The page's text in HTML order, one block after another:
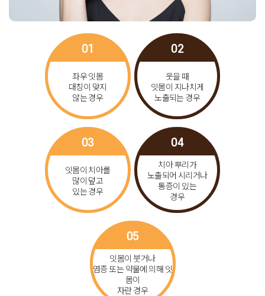
01
좌우 잇몸
대칭이 맞지
않는 경우
02
웃을 때
잇몸이 지나치게
노출되는 경우
03
잇몸이 치아를
많이 덮고
있는 경우
04
치아 뿌리가
노출되어 시리거나
통증이 있는
경우
05
잇몸이 붓거나
염증 또는 약물에 의해 잇
몸이
자란 경우